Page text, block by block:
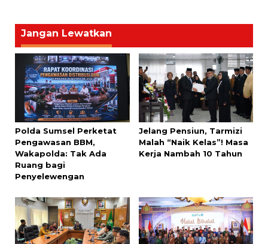
Jangan Lewatkan
Polda Sumsel Perketat
Pengawasan BBM,
Wakapolda: Tak Ada
Ruang bagi
Penyelewengan
Jelang Pensiun, Tarmizi
Malah “Naik Kelas”! Masa
Kerja Nambah 10 Tahun